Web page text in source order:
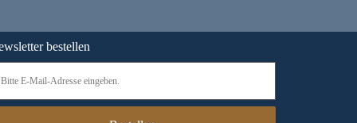
bestellen